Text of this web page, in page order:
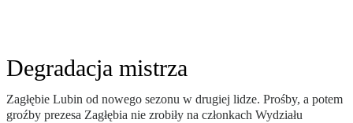
Degradacja mistrza
Zagłębie Lubin od nowego sezonu w drugiej lidze. Prośby, a potem
groźby prezesa Zagłębia nie zrobiły na członkach Wydziału